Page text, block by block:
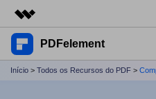
Produtos em destaque
Criatividade digital com IA
PDFelement
Início > Todos os Recursos do PDF >